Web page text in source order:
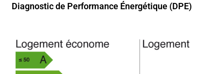
Diagnostic de Performance Énergétique (DPE)